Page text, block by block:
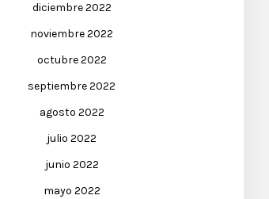
diciembre 2022
noviembre 2022
octubre 2022
septiembre 2022
agosto 2022
julio 2022
junio 2022
mayo 2022